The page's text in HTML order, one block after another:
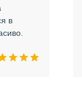
в